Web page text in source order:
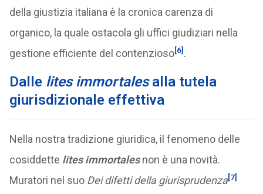
della giustizia italiana è la cronica carenza di
organico, la quale ostacola gli uffici giudiziari nella
gestione efficiente del contenzioso[6] .
Dalle lites immortalesalla tutela
giurisdizionale effettiva
Nella nostra tradizione giuridica, il fenomeno delle
cosiddette lites immortalesnon è una novità.
Muratori nel suo Dei difetti della giurisprudenza[7]